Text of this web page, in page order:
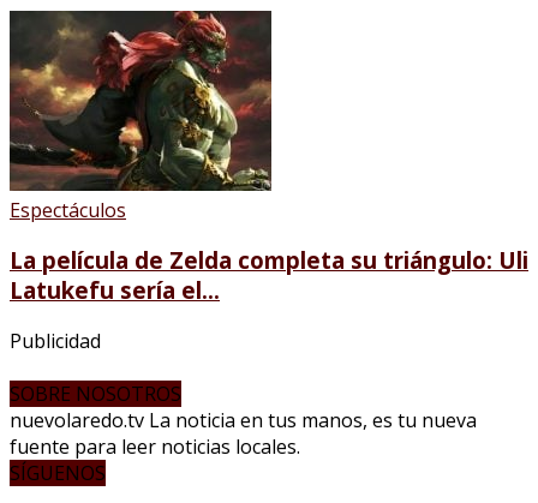
Espectáculos
La película de Zelda completa su triángulo: Uli
Latukefu sería el...
Publicidad
SOBRE NOSOTROS
nuevolaredo.tv La noticia en tus manos, es tu nueva
fuente para leer noticias locales.
SÍGUENOS